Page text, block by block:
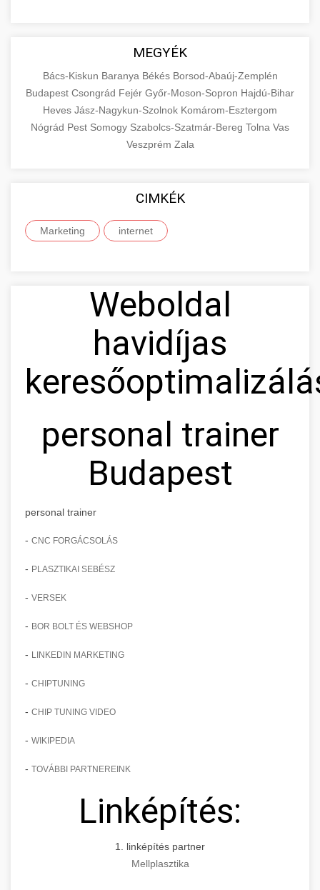
MEGYÉK
Bács-Kiskun Baranya Békés Borsod-Abaúj-Zemplén
Budapest Csongrád Fejér Győr-Moson-Sopron Hajdú-Bihar
Heves Jász-Nagykun-Szolnok Komárom-Esztergom
Nógrád Pest Somogy Szabolcs-Szatmár-Bereg Tolna Vas
Veszprém Zala
CIMKÉK
Marketing internet
Weboldal
havidíjas
personal trainer
Budapest
personal trainer
- CNC FORGÁCSOLÁS
- PLASZTIKAI SEBÉSZ
- VERSEK
- BOR BOLT ÉS WEBSHOP
- LINKEDIN MARKETING
- CHIPTUNING
- CHIP TUNING VIDEO
- WIKIPEDIA
- TOVÁBBI PARTNEREINK
Linképítés:
1. linképítés partner
Mellplasztika